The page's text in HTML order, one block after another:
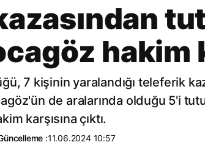
hakim
7 kişinin yaralandığı teleferik
de aralarında olduğu 5'i
karşısına çıktı.
:11.06.2024 10:57